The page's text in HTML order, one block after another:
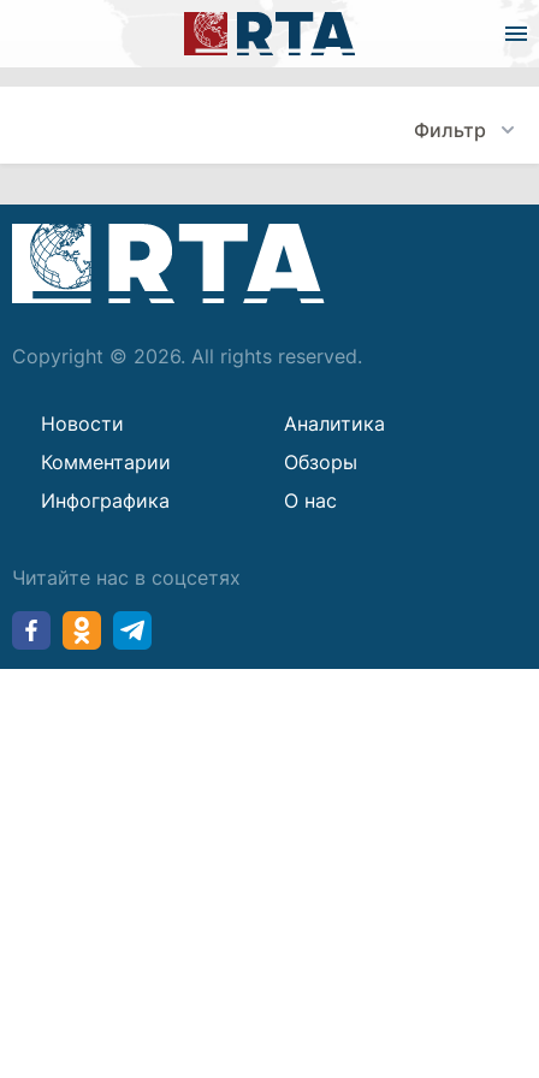
Фильтр
Copyright © 2026. All rights reserved.
Новости
Аналитика
Комментарии
Обзоры
Инфографика
О нас
Читайте нас в соцсетях